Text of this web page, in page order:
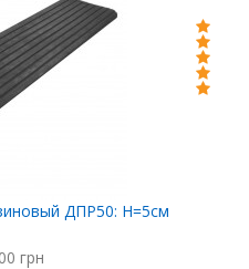
ДПР50: Н=5см
грн